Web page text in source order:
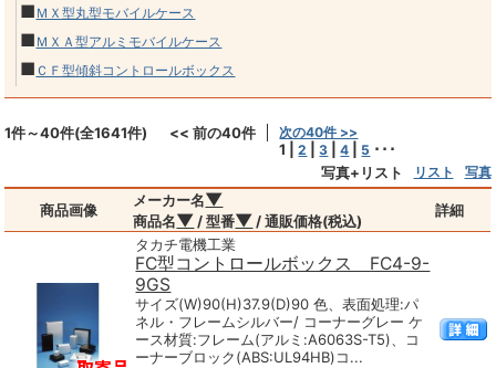
■ ＭＸ型丸型モバイルケース
■ ＭＸＡ型アルミモバイルケース
■ ＣＦ型傾斜コントロールボックス
1件～40件(全1641件) << 前の40件 次の40件 >>
1 |2 |3 |4 5 ･･･
写真+リスト
リスト 写真
商品画像
メーカー名▼
商品名▼ / 型番▼ / 通販価格(税込)
詳細
タカチ電機工業
FC型コントロールボックス FC4-9-
9GS
サイズ(W)90(H)37.9(D)90 色、表面処理:パ
ネル・フレームシルバー/ コーナーグレー ケ
ース材質:フレーム(アルミ:A6063S-T5)、コ
ーナーブロック(ABS:UL94HB)コ...